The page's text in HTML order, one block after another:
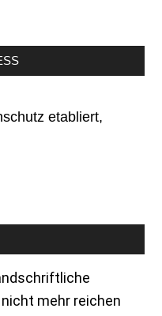
etabliert,